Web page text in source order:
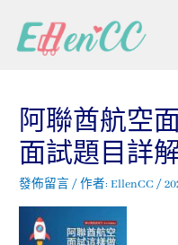
阿聯酋航空
面試題目詳
發佈留言 / 作者:EllenCC/